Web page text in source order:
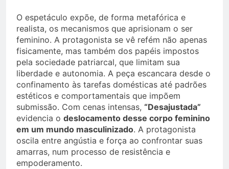
O espetáculo expõe, de forma metafórica e
realista, os mecanismos que aprisionam o ser
feminino. A protagonista se vê refém não apenas
fisicamente, mas também dos papéis impostos
pela sociedade patriarcal, que limitam sua
liberdade e autonomia. A peça escancara desde o
confinamento às tarefas domésticas até padrões
estéticos e comportamentais que impõem
submissão. Com cenas intensas, “Desajustada”
evidencia o deslocamento desse corpo feminino
em um mundo masculinizado. A protagonista
oscila entre angústia e força ao confrontar suas
amarras, num processo de resistência e
empoderamento.